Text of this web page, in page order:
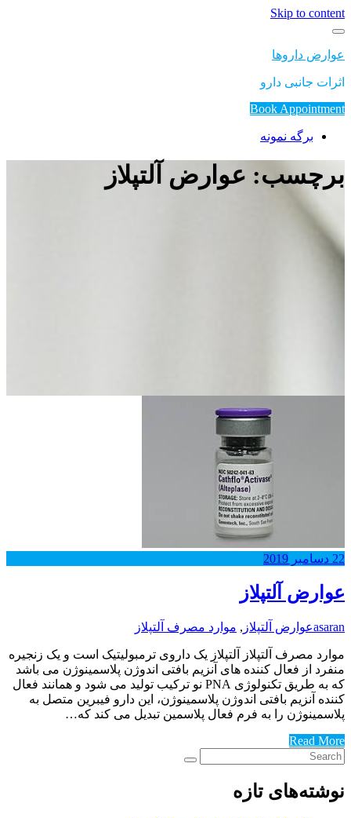
Skip to content
عوارض داروها
اثرات جانبی دارو
Book Appointment
برگه نمونه
برچسب: عوارض آلتپلاز
22 دسامبر 2019
عوارض آلتپلاز
asaranعوارض آلتپلاز , موارد مصرف آلتپلاز
موارد مصرف آلتپلاز آلتپلاز یک داروی ترمبولیتیک است و یک زنجیره
منفرد از فعال کننده های آنزیم بافتی اندوژن پلاسمینوژن می باشد
که به طریق تکنولوژی PNA نو ترکیب تولید می شود و همانند فعال
کننده آنزیم بافتی اندوژن پلاسمینوژن، این دارو فیبرین متصل به
پلاسمینوژن را به فرم فعال پلاسمین تبدیل می کند که…
Read More
نوشته‌های تازه